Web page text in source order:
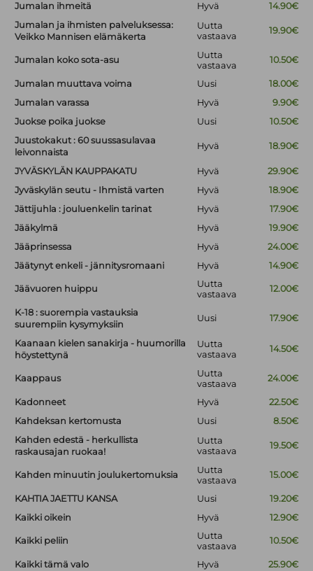
Jumalan ihmeitä Hyvä
14.90€
Jumalan ja ihmisten palveluksessa:
Veikko Mannisen elämäkerta
Uutta
vastaava
19.90€
Jumalan koko sota-asu
Uutta
vastaava
10.50€
Jumalan muuttava voima Uusi
18.00€
Jumalan varassa
Hyvä
9.90€
Juokse poika juokse
Uusi
10.50€
Juustokakut : 60 suussasulavaa
leivonnaista
Hyvä 18.90€
JYVÄSKYLÄN KAUPPAKATU Hyvä
29.90€
Jyväskylän seutu - Ihmistä varten
Hyvä
18.90€
Jättijuhla : jouluenkelin tarinat
Hyvä
17.90€
Jääkylmä
Hyvä
19.90€
Jääprinsessa
Hyvä
24.00€
Jäätynyt enkeli - jännitysromaani
Hyvä 14.90€
Jäävuoren huippu
Uutta
vastaava
12.00€
K-18 : suorempia vastauksia
suurempiin kysymyksiin
Uusi 17.90€
Kaanaan kielen sanakirja - huumorilla
höystettynä
Uutta
vastaava
14.50€
Kaappaus
Uutta
vastaava
24.00€
Kadonneet Hyvä
22.50€
Kahdeksan kertomusta
Uusi
8.50€
Kahden edestä - herkullista
raskausajan ruokaa!
Uutta
vastaava
19.50€
Kahden minuutin joulukertomuksia
Uutta
vastaava
15.00€
KAHTIA JAETTU KANSA Uusi
19.20€
Kaikki oikein
Hyvä 12.90€
Kaikki peliin
Uutta
vastaava
10.50€
Kaikki tämä valo Hyvä 25.90€